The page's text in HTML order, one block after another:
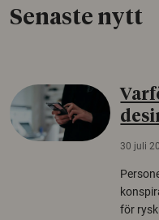
Senaste nytt
30 juli
för